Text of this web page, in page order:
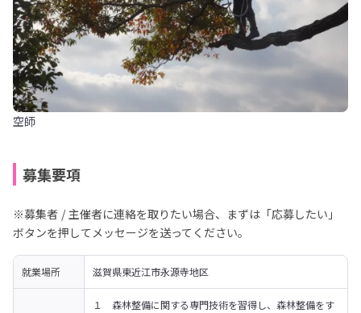
空師
募集要項
※募集者 / 主催者に連絡を取りたい場合、まずは「応募したい」
ボタンを押してメッセージを送ってください。
就業場所 滋賀県東近江市永源寺地区
１　森林整備に関する専門技術を習得し、森林整備をす